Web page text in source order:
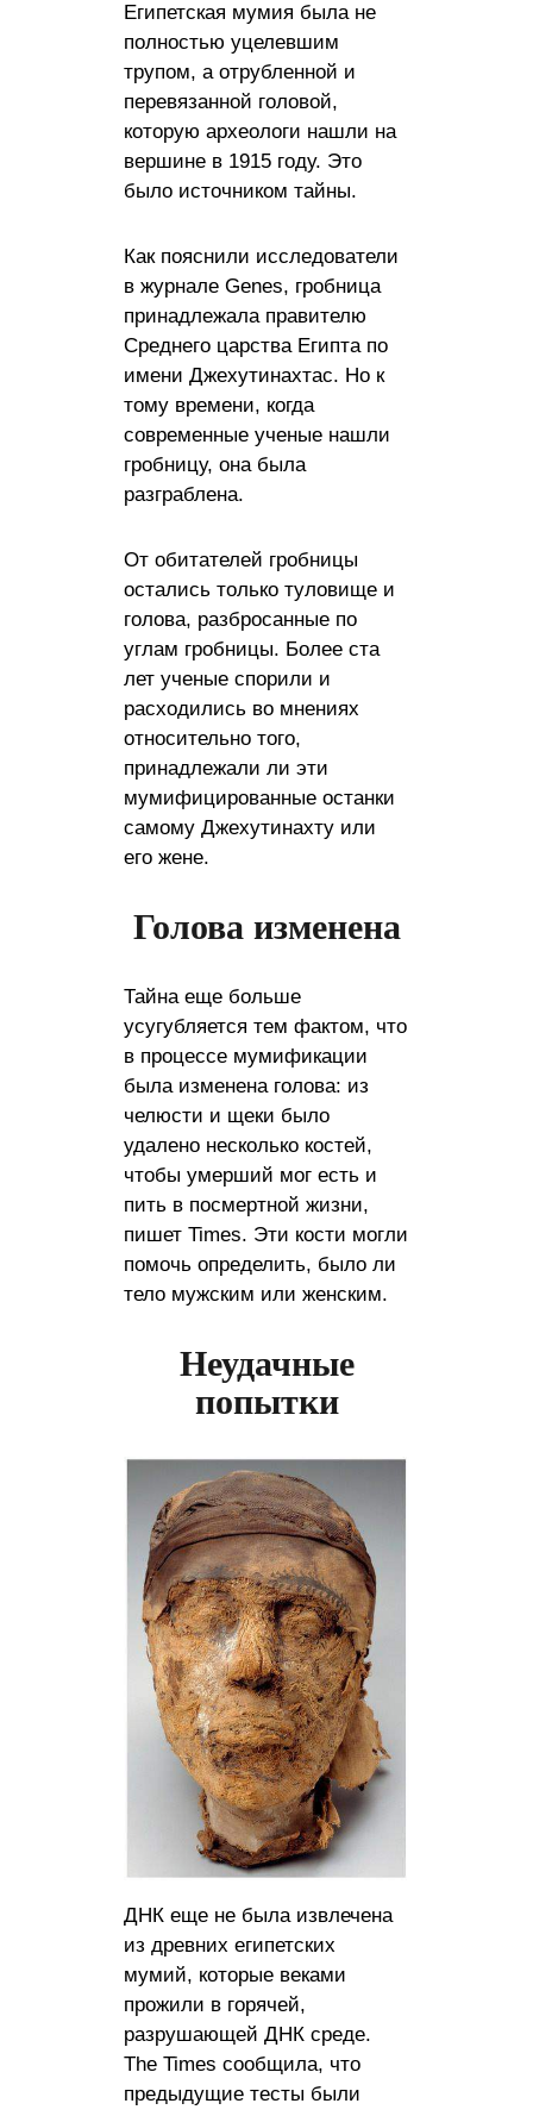
Египетская мумия была не
полностью уцелевшим
трупом, а отрубленной и
перевязанной головой,
которую археологи нашли на
вершине в 1915 году. Это
было источником тайны.
Как пояснили исследователи
в журнале Genes, гробница
принадлежала правителю
Среднего царства Египта по
имени Джехутинахтас. Но к
тому времени, когда
современные ученые нашли
гробницу, она была
разграблена.
От обитателей гробницы
остались только туловище и
голова, разбросанные по
углам гробницы. Более ста
лет ученые спорили и
расходились во мнениях
относительно того,
принадлежали ли эти
мумифицированные останки
самому Джехутинахту или
его жене.
Голова изменена
Тайна еще больше
усугубляется тем фактом, что
в процессе мумификации
была изменена голова: из
челюсти и щеки было
удалено несколько костей,
чтобы умерший мог есть и
пить в посмертной жизни,
пишет Times. Эти кости могли
помочь определить, было ли
тело мужским или женским.
Неудачные
попытки
ДНК еще не была извлечена
из древних египетских
мумий, которые веками
прожили в горячей,
разрушающей ДНК среде.
The Times сообщила, что
предыдущие тесты были